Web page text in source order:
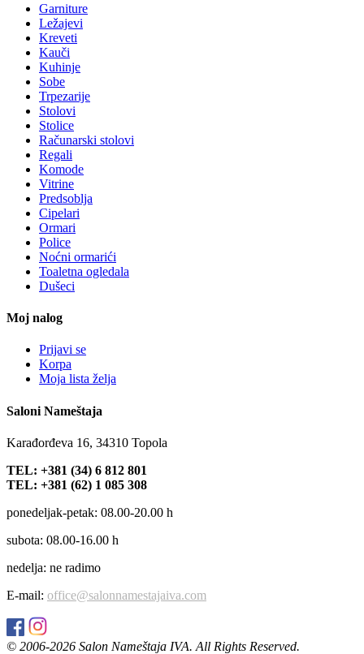
Garniture
Ležajevi
Kreveti
Kauči
Kuhinje
Sobe
Trpezarije
Stolovi
Stolice
Računarski stolovi
Regali
Komode
Vitrine
Predsoblja
Cipelari
Ormari
Police
Noćni ormarići
Toaletna ogledala
Dušeci
Moj nalog
Prijavi se
Korpa
Moja lista želja
Saloni Nameštaja
Karađorđeva 16, 34310 Topola
TEL: +381 (34) 6 812 801
TEL: +381 (62) 1 085 308
ponedeljak-petak: 08.00-20.00 h
subota: 08.00-16.00 h
nedelja: ne radimo
E-mail: office@salonnamestajaiva.com
© 2006-2026 Salon Nameštaja IVA. All Rights Reserved.